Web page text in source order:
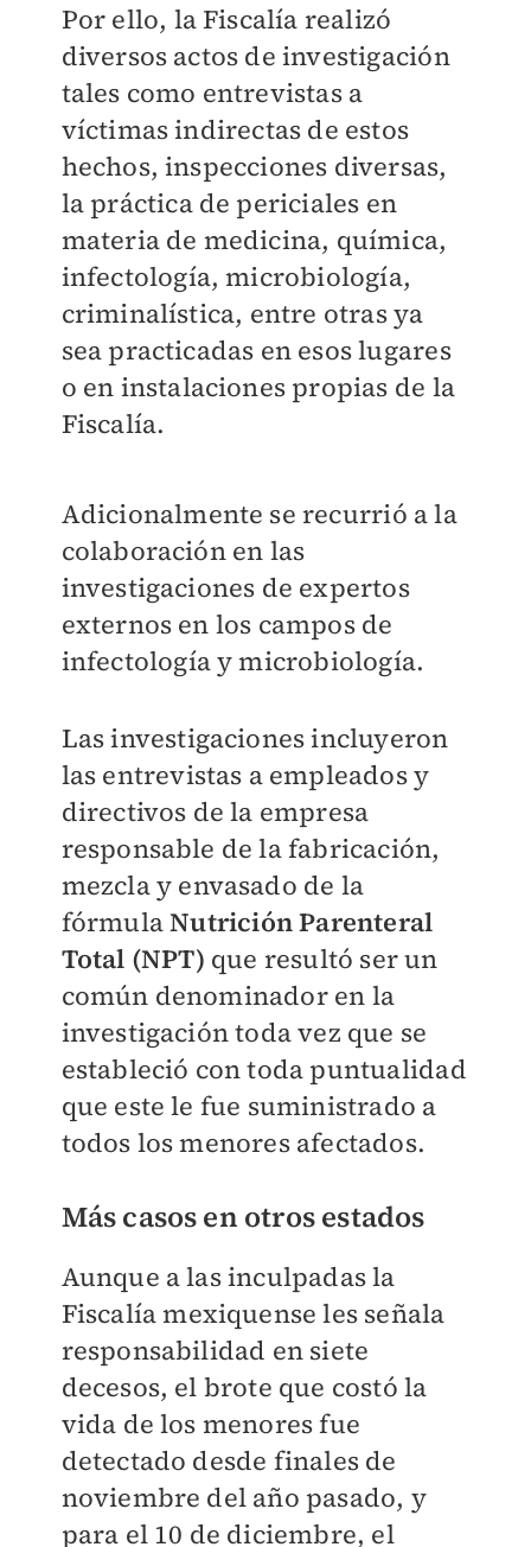
Por ello, la Fiscalía realizó
diversos actos de investigación
tales como entrevistas a
víctimas indirectas de estos
hechos, inspecciones diversas,
la práctica de periciales en
materia de medicina, química,
infectología, microbiología,
criminalística, entre otras ya
sea practicadas en esos lugares
o en instalaciones propias de la
Fiscalía.
Adicionalmente se recurrió a la
colaboración en las
investigaciones de expertos
externos en los campos de
infectología y microbiología.
Las investigaciones incluyeron
las entrevistas a empleados y
directivos de la empresa
responsable de la fabricación,
mezcla y envasado de la
fórmulaNutrición Parenteral
Total (NPT) que resultó ser un
común denominador en la
investigación toda vez que se
estableció con toda puntualidad
que este le fue suministrado a
todos los menores afectados.
Más casos en otros estados
Aunque a las inculpadas la
Fiscalía mexiquense les señala
responsabilidad en siete
decesos, el brote que costó la
vida de los menores fue
detectado desde finales de
noviembre del año pasado, y
para el 10 de diciembre, el